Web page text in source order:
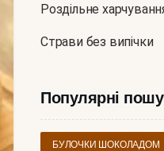
Роздільне
Страви без випічки
Популярні
БУЛОЧКИ ШОКОЛАДОМ